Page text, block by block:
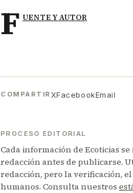
F UENTE Y AUTOR
COMPARTIR XFacebookEmail
PROCESO EDITORIAL
Cada información de Ecoticias
redacción antes de publicarse.
redacción, pero la verificación,
humanos. Consulta nuestros